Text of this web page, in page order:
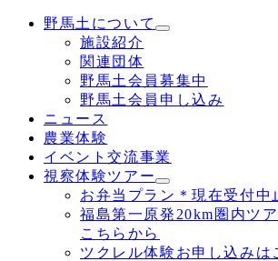
野馬土について
施設紹介
関連団体
野馬土会員募集中
野馬土会員申し込み
ニュース
農業体験
イベント交流事業
視察体験ツアー
お弁当プラン＊現在受付中
福島第一原発20km圏内ツ
こちらから
ツクレル体験お申し込みは